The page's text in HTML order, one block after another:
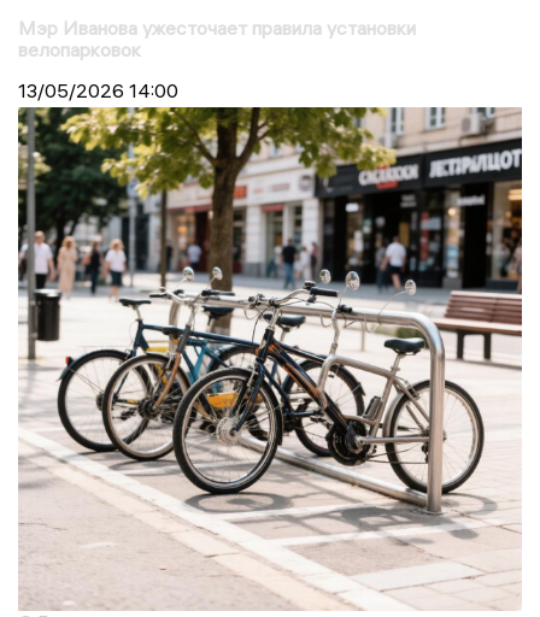
Мэр Иванова ужесточает правила установки
велопарковок
13/05/2026 14:00